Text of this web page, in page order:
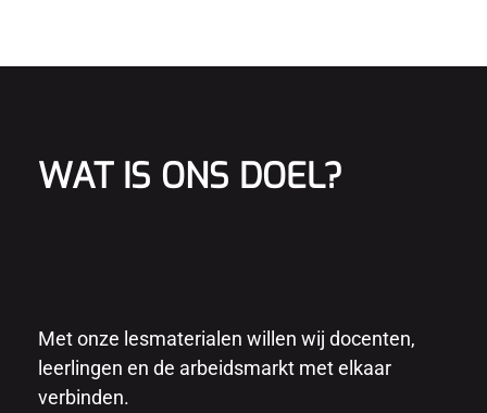
WAT IS ONS DOEL?
Met onze lesmaterialen willen wij docenten,
leerlingen en de arbeidsmarkt met elkaar
verbinden.